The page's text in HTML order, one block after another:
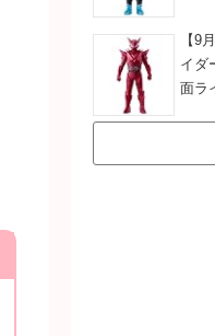
【9
イダ
面ラ